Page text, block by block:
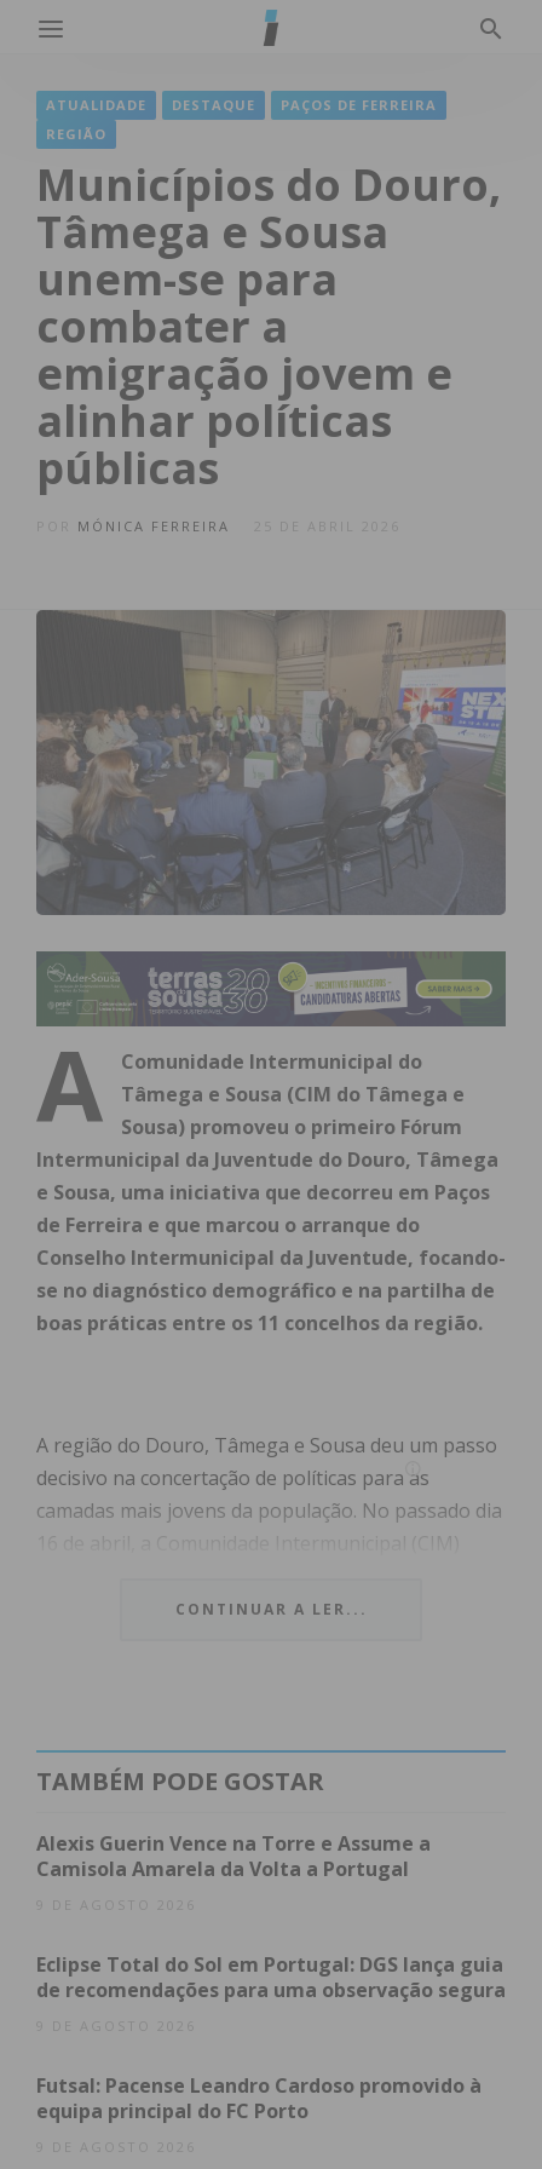
ATUALIDADE DESTAQUE
PAÇOS DE FERREIRA
REGIÃO
Municípios do Douro,
Tâmega e Sousa
unem-se para
combater a
emigração jovem e
alinhar políticas
públicas
MÓNICA FERREIRA 25 DE ABRIL 2026
A
Comunidade Intermunicipal do
Tâmega e Sousa (CIM do Tâmega e
Sousa) promoveu o primeiro Fórum
Intermunicipal da Juventude do Douro, Tâmega
e Sousa, uma iniciativa que decorreu em Paços
de Ferreira e que marcou o arranque do
Conselho Intermunicipal da Juventude, focando-
se no diagnóstico demográfico e na partilha de
boas práticas entre os 11 concelhos da região.
A região do Douro, Tâmega e Sousa deu um passo
decisivo na concertação de políticas para as
camadas mais jovens da população. No passado dia
uma iniciativa que reuniu equipas técnicas e
STEP em Paços de Ferreira, serviu de palco para o
Juventude, uma estrutura que pretende
uniformizar e potenciar as respostas públicas na
região.
Índice
Trabalho de campo e auscultação
Subscreva a newsletter do Imediato
CONTINUAR A LER...
TAMBÉM PODE GOSTAR
Alexis Guerin Vence na Torre e Assume a
Camisola Amarela da Volta a Portugal
9 DE AGOSTO 2026
Eclipse Total do Sol em Portugal: DGS lança guia
de recomendações para uma observação segura
9 DE AGOSTO 2026
Futsal: Pacense Leandro Cardoso promovido à
equipa principal do FC Porto
9 DE AGOSTO 2026